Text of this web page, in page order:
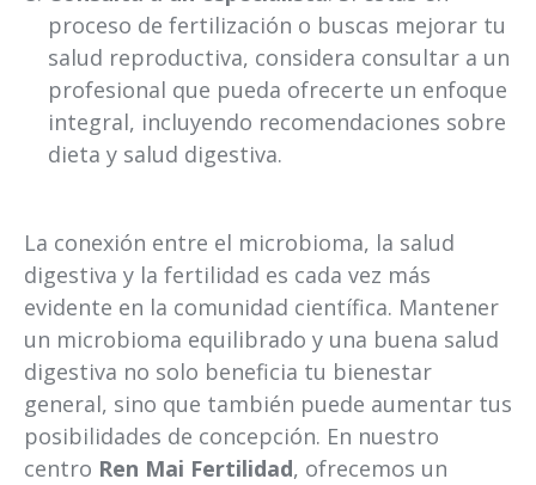
proceso de fertilización o buscas mejorar tu
salud reproductiva, considera consultar a un
profesional que pueda ofrecerte un enfoque
integral, incluyendo recomendaciones sobre
dieta y salud digestiva.
La conexión entre el microbioma, la salud
digestiva y la fertilidad es cada vez más
evidente en la comunidad científica. Mantener
un microbioma equilibrado y una buena salud
digestiva no solo beneficia tu bienestar
general, sino que también puede aumentar tus
posibilidades de concepción. En nuestro
centro Ren Mai Fertilidad, ofrecemos un